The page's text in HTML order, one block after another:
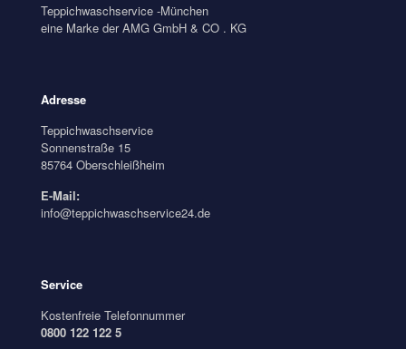
Teppichwaschservice -München
eine Marke der AMG GmbH & CO . KG
Adresse
Teppichwaschservice
Sonnenstraße 15
85764 Oberschleißheim
E-Mail:
info@teppichwaschservice24.de
Service
Kostenfreie Telefonnummer
0800 122 122 5